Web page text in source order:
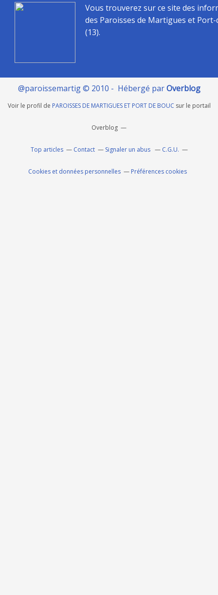
Vous trouverez sur ce site des
des Paroisses de Martigues et
(13).
@paroissemartig © 2010 - Hébergé parOverblog
Voir le profil de PAROISSES DE MARTIGUES ET PORT DE BOUC sur le portail
Overblog
Top articles Contact Signaler un abus C.G.U.
Cookies et données personnelles Préférences cookies